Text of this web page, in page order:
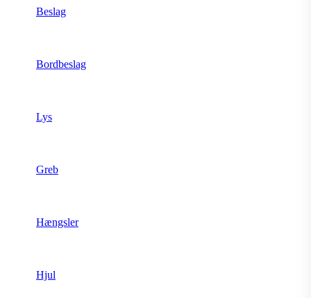
Beslag
Bordbeslag
Lys
Greb
Hængsler
Hjul